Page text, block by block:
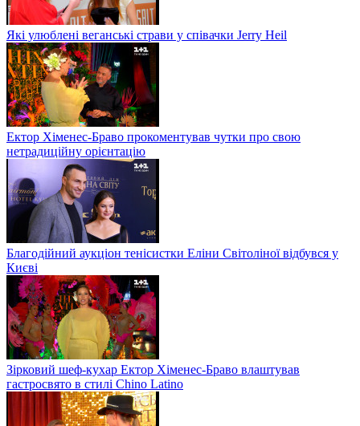
Які улюблені веганські страви у співачки Jerry Heil
Ектор Хіменес-Браво прокоментував чутки про свою
нетрадиційну орієнтацію
Благодійний аукціон тенісистки Еліни Світоліної відбувся у
Києві
Зірковий шеф-кухар Ектор Хіменес-Браво влаштував
гастросвято в стилі Chino Latino